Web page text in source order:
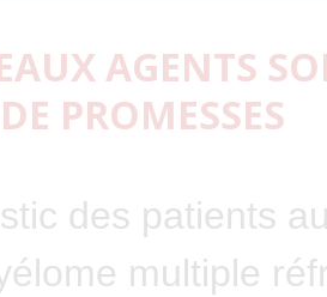
AGENTS
PROMESSES
des patients
multiple